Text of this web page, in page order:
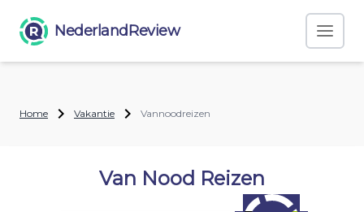
NederlandReview
Home Vakantie Vannoodreizen
Van Nood Reizen